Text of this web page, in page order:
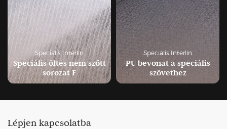
Interlin
öltés nem szőtt
sorozat F
Speciális Interlin
PU bevonat a speciális
szövethez
GRS
Lépjen kapcsolatba